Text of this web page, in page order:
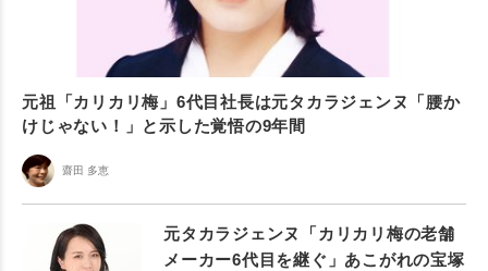
元祖「カリカリ梅」6代目社長は元タカラジェンヌ「腰か
けじゃない！」と示した覚悟の9年間
齋田 多恵
元タカラジェンヌ「カリカリ梅の老舗
メーカー6代目を継ぐ」あこがれの宝塚